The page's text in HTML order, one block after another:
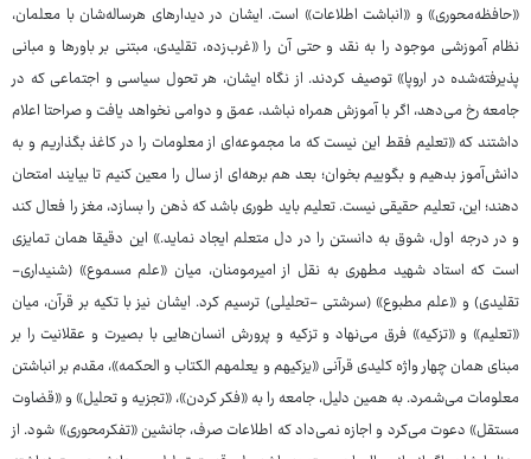
«حافظه‌محوری» و «انباشت اطلاعات» است. ایشان در دیدارهای هرساله‌شان با معلمان،
نظام آموزشی موجود را به نقد و حتی آن را «غرب‌زده، تقلیدی، مبتنی بر باورها و مبانی
پذیرفته‌شده در اروپا» توصیف کردند. از نگاه ایشان، هر تحول سیاسی و اجتماعی که در
جامعه رخ می‌دهد، اگر با آموزش همراه نباشد، عمق و دوامی نخواهد یافت و صراحتا اعلام
داشتند که «تعلیم فقط این نیست که ما مجموعه‌ای از معلومات را در کاغذ بگذاریم و به
دانش‌آموز بدهیم و بگوییم بخوان؛ بعد هم برهه‌ای از سال را معین کنیم تا بیایند امتحان
دهند؛ این، تعلیم حقیقی نیست. تعلیم باید طوری باشد که ذهن را بسازد، مغز را فعال کند
و در درجه اول، شوق به دانستن را در دل متعلم ایجاد نماید.» این دقیقا همان تمایزی
است که استاد شهید مطهری به نقل از امیرمومنان، میان «علم مسموع» (شنیداری-
تقلیدی) و «علم مطبوع» (سرشتی -تحلیلی) ترسیم کرد. ایشان نیز با تکیه بر قرآن، میان
«تعلیم» و «تزکیه» فرق می‌نهاد و تزکیه و پرورش انسان‌هایی با بصیرت و عقلانیت را بر
مبنای همان چهار واژه کلیدی قرآنی «یزکیهم و یعلمهم الکتاب و الحکمه»، مقدم بر انباشتن
معلومات می‌شمرد. به همین دلیل، جامعه را به «فکر کردن»، «تجزیه و تحلیل» و «قضاوت
مستقل» دعوت می‌کرد و اجازه نمی‌داد که اطلاعات صرف، جانشین «تفکرمحوری» شود. از